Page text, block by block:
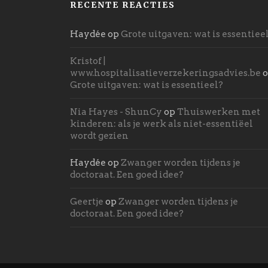
RECENTE REACTIES
Haydée op Grote uitgaven: wat is
Kristof |
www.hospitalisatieverzekeringsadvies.be
Grote uitgaven: wat is essentieel?
Nia Hayes - ShunCy op Thuiswerken met
kinderen: als je werk als niet-essentiëel
wordt gezien
Haydée op Zwanger worden tijdens je
doctoraat. Een goed idee?
Geertje op Zwanger worden tijdens je
doctoraat. Een goed idee?